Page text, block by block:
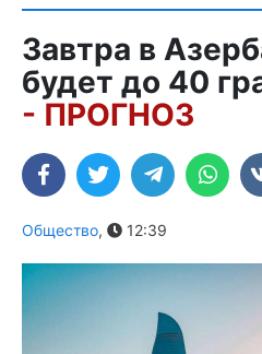
Завтра в
будет до 40
- ПРОГНОЗ
Общество, 12:39